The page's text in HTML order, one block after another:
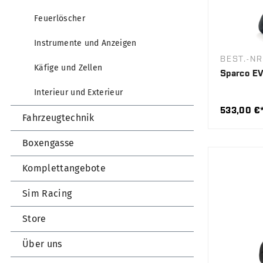
Feuerlöscher
Instrumente und Anzeigen
Käfige und Zellen
Interieur und Exterieur
Fahrzeugtechnik
Boxengasse
Komplettangebote
Sim Racing
Store
Über uns
BEST.-
Sparco
533,00